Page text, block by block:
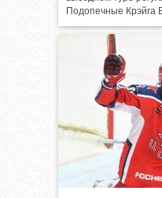
Подопечные Крэйга